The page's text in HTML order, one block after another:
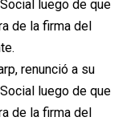
renunció a su
luego de que
de la firma del